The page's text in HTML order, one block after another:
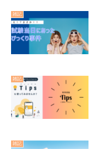
雑記
雑記
雑記